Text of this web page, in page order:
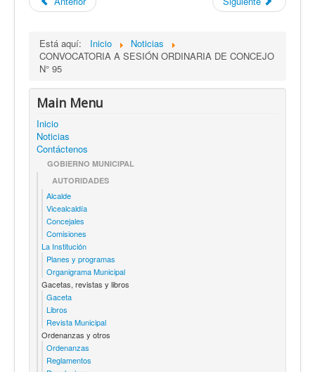
Está aquí: Inicio
Noticias
CONVOCATORIA A SESIÓN ORDINARIA DE CONCEJO
N° 95
Main Menu
Inicio
Noticias
Contáctenos
GOBIERNO MUNICIPAL
AUTORIDADES
Alcalde
Vicealcaldía
Concejales
Comisiones
La Institución
Planes y programas
Organigrama Municipal
Gacetas, revistas y libros
Gaceta
Libros
Revista Municipal
Ordenanzas y otros
Ordenanzas
Reglamentos